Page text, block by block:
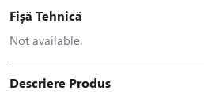
Fișă Tehnică
Not available.
Descriere Produs